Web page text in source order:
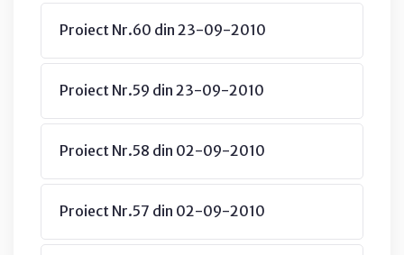
Proiect Nr.60 din 23-09-2010
Proiect Nr.59 din 23-09-2010
Proiect Nr.58 din 02-09-2010
Proiect Nr.57 din 02-09-2010